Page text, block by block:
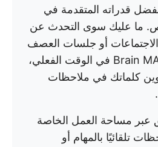
قدراته المتقدمة في
ما عليك سوى التحدث عن
أو جلسات العصف
الذهني، وسيستمع Brain MAX في الوقت الفعلي،
كلماتك في ملاحظات
عبر مساحة العمل الخاصة
تلقائيًا بالمهام أو